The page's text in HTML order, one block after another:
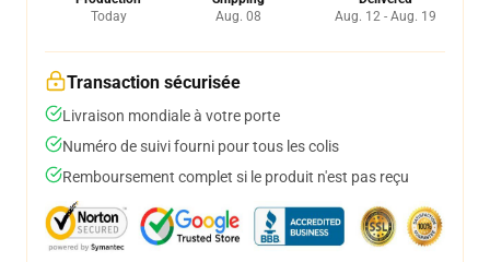
Today
Aug. 08
Aug. 12 - Aug. 19
Transaction sécurisée
Livraison mondiale à votre porte
Numéro de suivi fourni pour tous les colis
Remboursement complet si le produit n'est pas reçu